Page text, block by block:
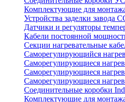
Комплектующие для
Устройства заделки завода
Датчики и регуляторы
Кабели постоянной
Секции нагревательные
Саморегулирующийся
Саморегулирующиеся
Саморегулирующиеся
Саморегулирующиеся
Соединительные коробки
Комплектующие для